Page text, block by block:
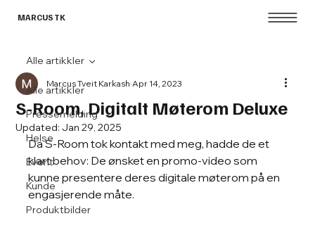
MARCUS TK
Alle artikkler
Pressemelding
Helse
Event
Kunde
Produktbilder
Alle artikkler
S-Room, Digitalt Møterom Deluxe
Marcus Tveit Karkash Apr 14, 2023
Updated:Jan 29, 2025
Da S-Room tok kontakt med meg, hadde de et
klart behov: De ønsket en promo-video som
kunne presentere deres digitale møterom på en
engasjerende måte.